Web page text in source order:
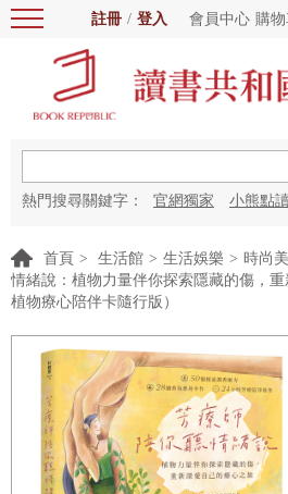
註冊 / 登入 會員中心 購
熱門搜尋關鍵字： 官網獨家 小熊點讀
首頁 > 生活館 > 生活娛樂 > 時尚
情緒說：植物力量伴你探索隱藏的傷，
植物療心陪伴卡隨行版）